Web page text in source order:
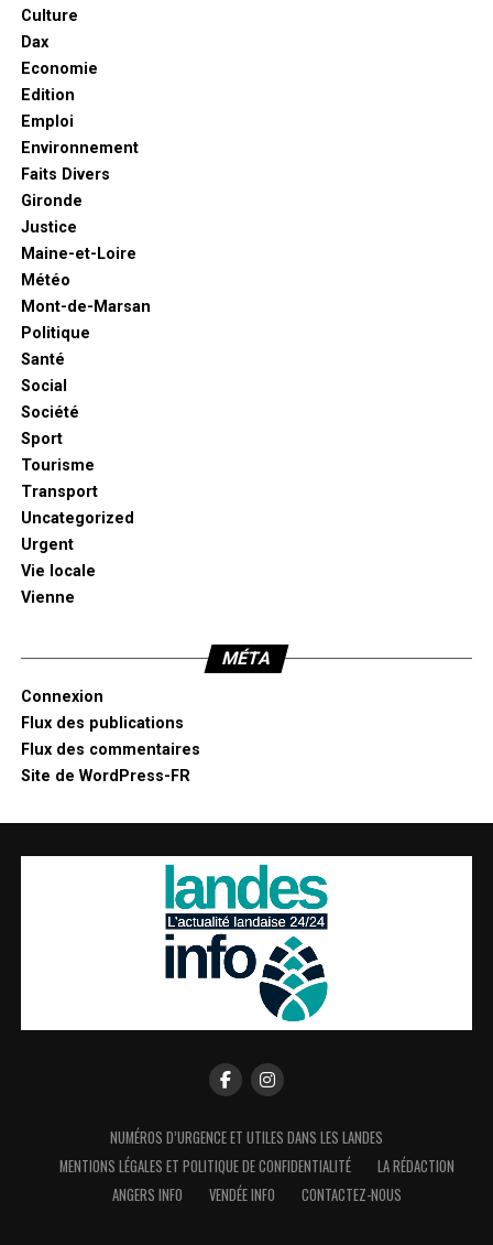
Culture
Dax
Economie
Edition
Emploi
Environnement
Faits Divers
Gironde
Justice
Maine-et-Loire
Météo
Mont-de-Marsan
Politique
Santé
Social
Société
Sport
Tourisme
Transport
Uncategorized
Urgent
Vie locale
Vienne
MÉTA
Connexion
Flux des publications
Flux des commentaires
Site de WordPress-FR
NUMÉROS D’URGENCE ET UTILES DANS LES LANDES
MENTIONS LÉGALES ET POLITIQUE DE CONFIDENTIALITÉ
LA RÉDACTION
ANGERS INFO
VENDÉE INFO CONTACTEZ-NOUS